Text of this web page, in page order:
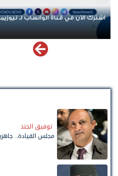
اشترك الآن في قناة الواتساب لـ
توفيق الجند
مجلس القيادة..